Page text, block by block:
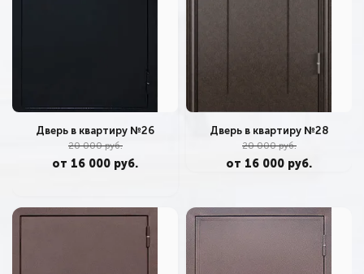
Дверь в квартиру №26
20 000 руб.
от 16 000 руб.
Дверь в квартиру №28
20 000 руб.
от 16 000 руб.